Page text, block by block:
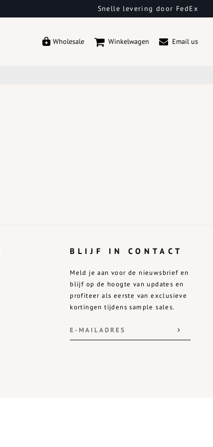
Snelle levering door FedEx
Wholesale Winkelwagen Email us
BLIJF IN CONTACT
Meld je aan voor de nieuwsbrief en
blijf op de hoogte van updates en
profiteer als eerste van exclusieve
kortingen tijdens sample sales.